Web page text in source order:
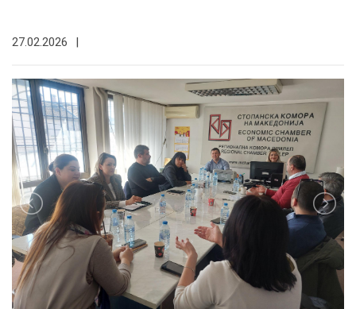
27.02.2026 |